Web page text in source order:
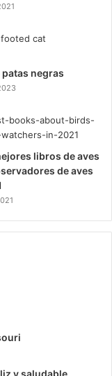
patas negras
libros de aves
de aves
y saludable